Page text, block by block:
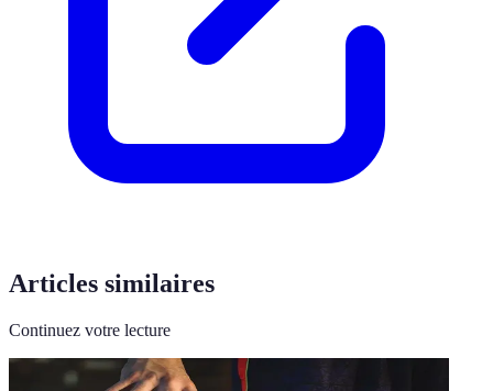
Articles similaires
Continuez votre lecture